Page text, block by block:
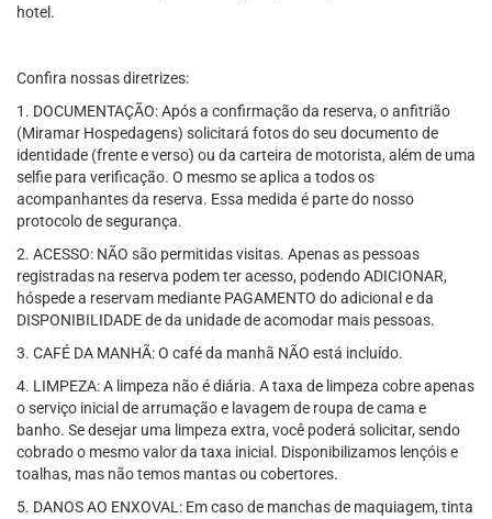
hotel.
Confira nossas diretrizes:
1. DOCUMENTAÇÃO: Após a confirmação da reserva, o anfitrião
(Miramar Hospedagens) solicitará fotos do seu documento de
identidade (frente e verso) ou da carteira de motorista, além de uma
selfie para verificação. O mesmo se aplica a todos os
acompanhantes da reserva. Essa medida é parte do nosso
protocolo de segurança.
2. ACESSO: NÃO são permitidas visitas. Apenas as pessoas
registradas na reserva podem ter acesso, podendo ADICIONAR,
hóspede a reservam mediante PAGAMENTO do adicional e da
DISPONIBILIDADE de da unidade de acomodar mais pessoas.
3. CAFÉ DA MANHÃ: O café da manhã NÃO está incluído.
4. LIMPEZA: A limpeza não é diária. A taxa de limpeza cobre apenas
o serviço inicial de arrumação e lavagem de roupa de cama e
banho. Se desejar uma limpeza extra, você poderá solicitar, sendo
cobrado o mesmo valor da taxa inicial. Disponibilizamos lençóis e
toalhas, mas não temos mantas ou cobertores.
5. DANOS AO ENXOVAL: Em caso de manchas de maquiagem, tinta